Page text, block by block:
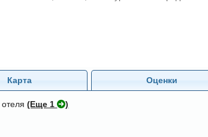
Карта Оценки
отеля(Eще 1 )